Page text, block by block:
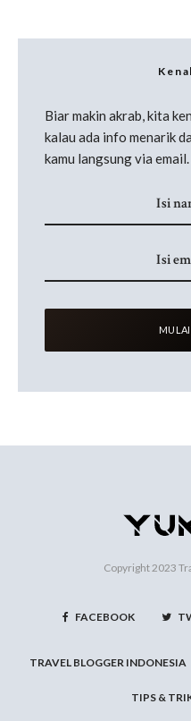
Biar makin akrab, kita
kalau ada info menarik
kamu langsung via
Copyright 2023
FACEBOOK
TRAVEL BLOGGER INDONESIA
TIPS &